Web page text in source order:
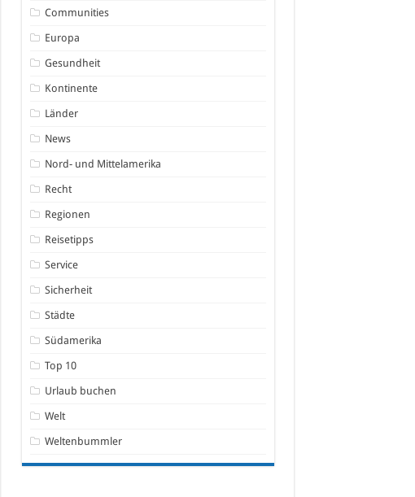
Communities
Europa
Gesundheit
Kontinente
Länder
News
Nord- und Mittelamerika
Recht
Regionen
Reisetipps
Service
Sicherheit
Städte
Südamerika
Top 10
Urlaub buchen
Welt
Weltenbummler